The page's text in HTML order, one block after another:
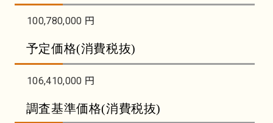
100,780,000 円
予定価格(消費税抜)
106,410,000 円
調査基準価格(消費税抜)